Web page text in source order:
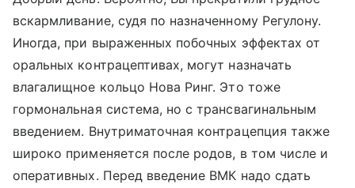
вскармливание, судя по назначенному Регулону.
Иногда, при выраженных побочных эффектах от
оральных контрацептивах, могут назначать
влагалищное кольцо Нова Ринг. Это тоже
гормональная система, но с трансвагинальным
введением. Внутриматочная контрацепция также
широко применяется после родов, в том числе и
оперативных. Перед введение ВМК надо сдать